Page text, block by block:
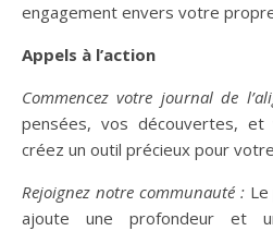
engagement envers votre
Appels à l’action
Commencez votre journal de
pensées, vos découvertes,
créez un outil précieux pour
Rejoignez notre communauté :Le
ajoute une profondeur et